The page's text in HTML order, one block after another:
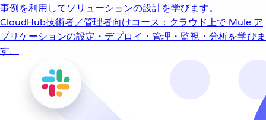
事例を利用してソリューションの設計を学びます。
CloudHub技術者／管理者向けコース：クラウド上で Mule ア
プリケーションの設定・デプロイ・管理・監視・分析を学びま
す。